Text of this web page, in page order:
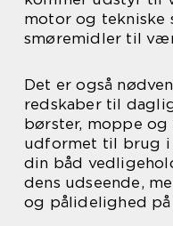
motor og tekniske
smøremidler til
Det er også
redskaber til
børster, moppe
udformet til brug i
din båd
dens udseende,
og pålidelighed